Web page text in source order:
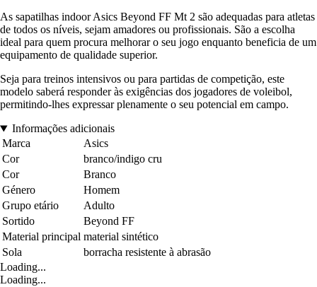
As sapatilhas indoor Asics Beyond FF Mt 2 são adequadas para atletas
de todos os níveis, sejam amadores ou profissionais. São a escolha
ideal para quem procura melhorar o seu jogo enquanto beneficia de um
equipamento de qualidade superior.
Seja para treinos intensivos ou para partidas de competição, este
modelo saberá responder às exigências dos jogadores de voleibol,
permitindo-lhes expressar plenamente o seu potencial em campo.
Informações adicionais
Marca
Asics
Cor
branco/indigo cru
Cor
Branco
Género
Homem
Grupo etário
Adulto
Sortido
Beyond FF
Material principal material sintético
Sola
borracha resistente à abrasão
Loading...
Loading...